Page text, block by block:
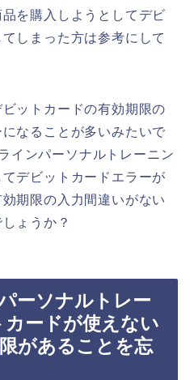
を購入しようとしてデビ
しまった方は参考にして
ットカードの有効期限の
なることが多いみたいで
インパーソナルトレーニン
デビットカードエラーが
期限の入力間違いがない
ょうか？
ーソナルトレー
ードが使えない
があることを忘